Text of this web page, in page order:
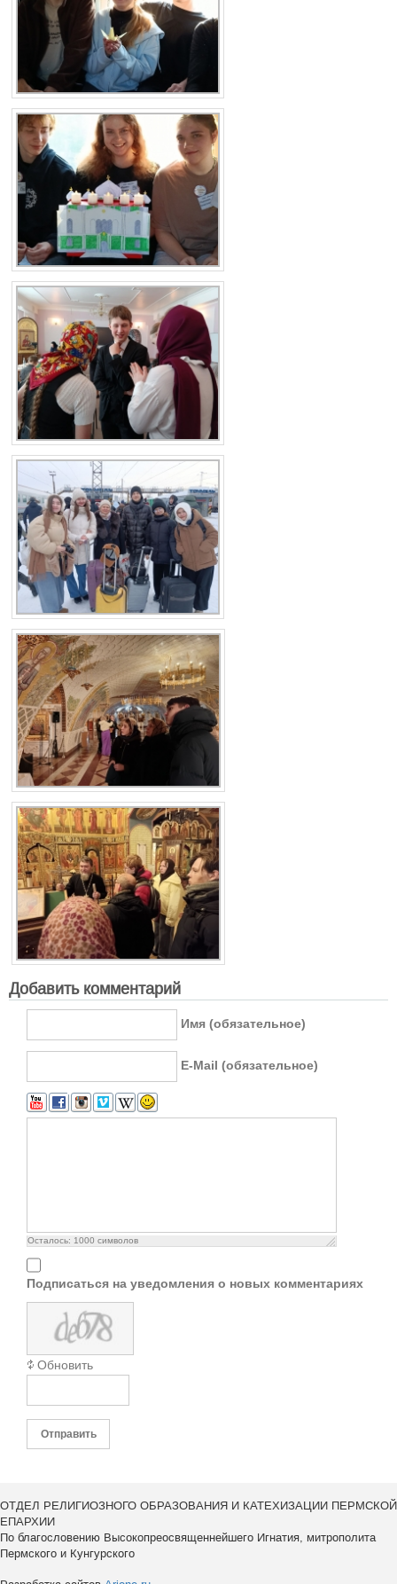
Добавить комментарий
Имя (обязательное)
E-Mail (обязательное)
Осталось: 1000 символов
Подписаться на уведомления о новых комментариях
Обновить
Отправить
ОТДЕЛ РЕЛИГИОЗНОГО ОБРАЗОВАНИЯ И КАТЕХИЗАЦИИ ПЕРМСКОЙ
ЕПАРХИИ
По благословению Высокопреосвященнейшего Игнатия, митрополита
Пермского и Кунгурского